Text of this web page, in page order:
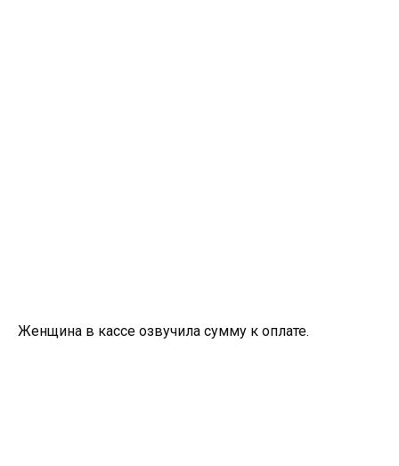
Женщина в кассе озвучила сумму к оплате.